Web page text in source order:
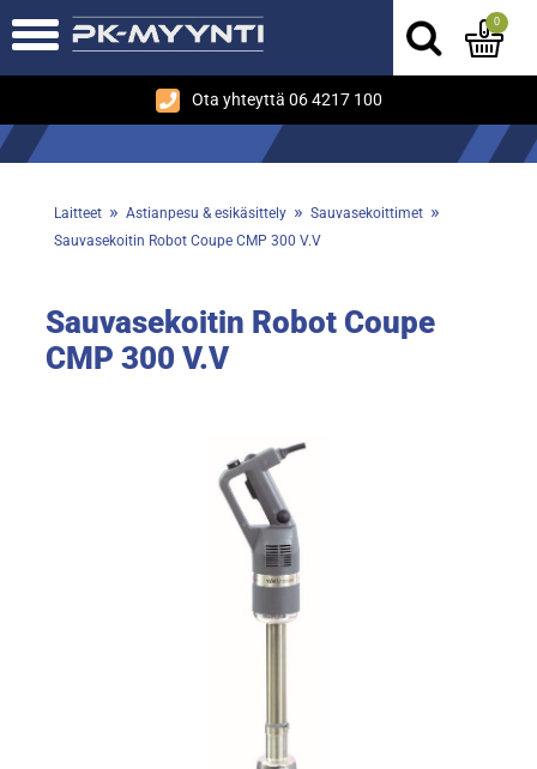
Ota yhteyttä 06 4217 100
0
Laitteet » Astianpesu & esikäsittely » Sauvasekoittimet »
Sauvasekoitin Robot Coupe CMP 300 V.V
Sauvasekoitin Robot Coupe
CMP 300 V.V